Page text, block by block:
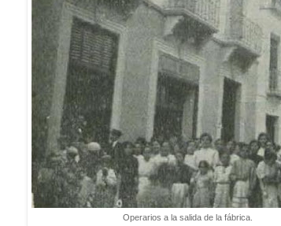
Operarios a la salida de la fábrica.